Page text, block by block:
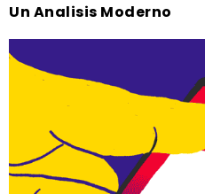
Un Analisis Moderno